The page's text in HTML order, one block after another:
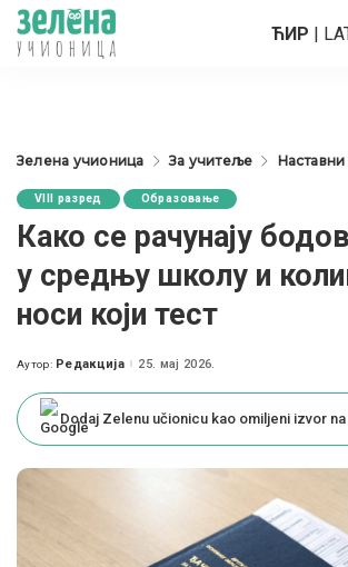
ЋИР |
Зелена учионица За учитеље
VIII разред Образовање
Како се рачунају
у средњу школу и
носи који тест
Posted
Аутор: Редакција 25. мај 2026.
Dodaj Zelenu učionicu kao omiljeni izvor